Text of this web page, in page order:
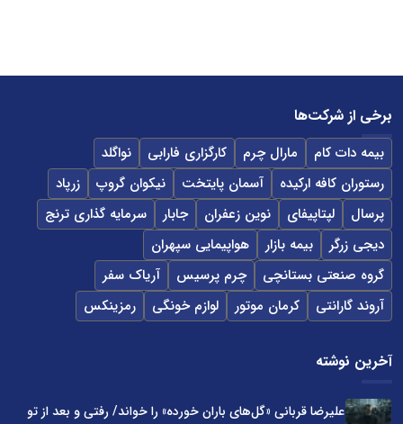
برخی از شرکت‌ها
بیمه دات کام مارال چرم کارگزاری فارابی
نواگلد
رستوران کافه ارکیده
آسمان پایتخت نیکوان گروپ
زرپاد
پرسال
لپتاپیفای نوین زعفران جابار
سرمایه گذاری ترنج
دیجی زرگر
بیمه بازار
هواپیمایی سپهران
گروه صنعتی بستانچی
چرم پرسیس
آریاک سفر
آروند گارانتی
کرمان موتور لوازم خونگی رمزینکس
آخرین نوشته
علیرضا قربانی «گل‌های باران خورده» را خواند/ رفتی و بعد از تو